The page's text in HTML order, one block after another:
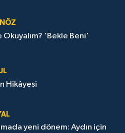
Okuyalım? 'Bekle Beni'
Hikâyesi
yeni dönem: Aydın için